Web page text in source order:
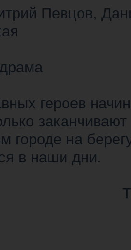
Певцов,
героев
городе на
в наши дни.